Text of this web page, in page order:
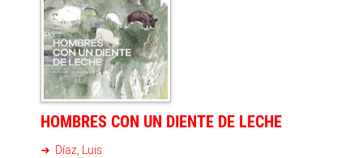
HOMBRES CON UN DIENTE DE LECHE
Díaz, Luis